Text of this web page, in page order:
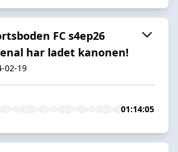
FC s4ep26
har ladet kanonen!
02-19
01:14:05